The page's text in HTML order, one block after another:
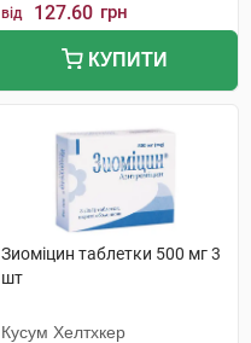
від 127.60 грн
КУПИТИ
Зиоміцин таблетки 500 мг 3
шт
Кусум Хелтхкер